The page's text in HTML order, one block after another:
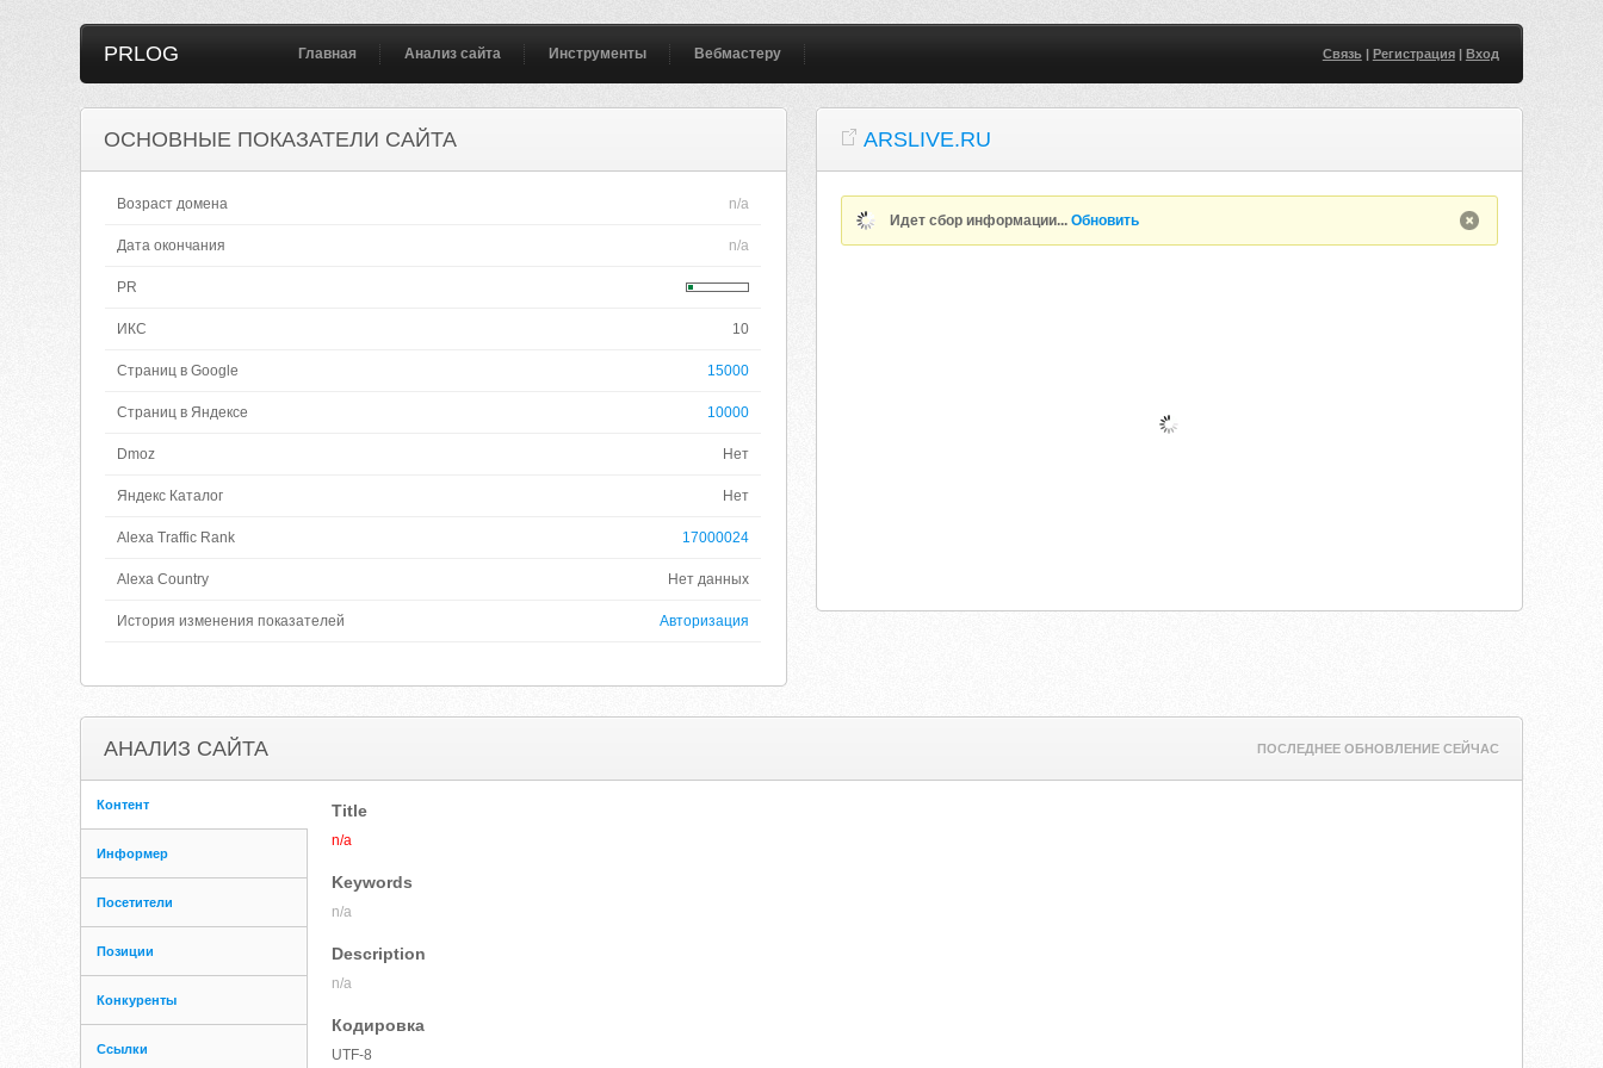
PRLOG Главная Анализ сайта Инструменты Вебмастеру Связь| Регистрация| Вход
ОСНОВНЫЕ ПОКАЗАТЕЛИ САЙТА
Возраст домена n/a
Дата окончания n/a
PR
ИКС 10
Страниц в Google 15000
Страниц в Яндексе 10000
Dmoz Нет
Яндекс Каталог Нет
Alexa Traffic Rank 17000024
Alexa Country Нет данных
История изменения показателей Авторизация
ARSLIVE.RU
Идет сбор информации...Обновить
АНАЛИЗ САЙТА ПОСЛЕДНЕЕ ОБНОВЛЕНИЕ СЕЙЧАС
Контент
Информер
Посетители
Позиции
Конкуренты
Ссылки
Title
n/a
Keywords
n/a
Description
n/a
Кодировка
UTF-8